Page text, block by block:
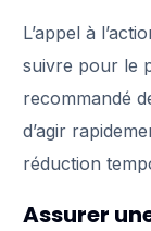
L’appel à
suivre pour le
recommandé
d’agir
réduction
Assurer